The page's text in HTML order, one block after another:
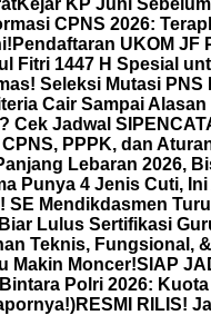
Kejar KP Juni
CPNS 2026:
Pendaftaran UKOM
Fitri 1447 H Spesial
Seleksi Mutasi
Cair Sampai
Cek Jadwal
PPPK, dan
Lebaran 2026,
Punya 4 Jenis Cuti,
SE Mendikdasmen
Lulus Sertifikasi
Teknis, Fungsional,
Makin Moncer!SIAP
Polri 2026:
RESMI RILIS!